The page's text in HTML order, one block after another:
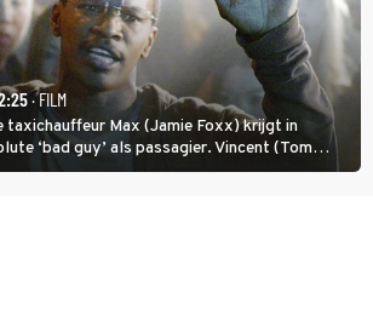
· FILM
taxichauffeur Max (Jamie Foxx) krijgt in
‘bad guy’ als passagier. Vincent (Tom
om hem de stad door te loodsen om een